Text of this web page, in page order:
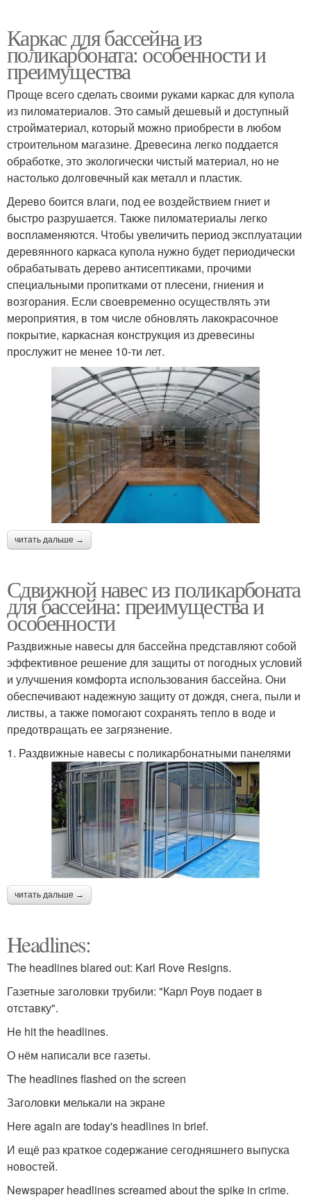
Каркас для бассейна из
поликарбоната: особенности и
преимущества
Проще всего сделать своими руками каркас для купола
из пиломатериалов. Это самый дешевый и доступный
стройматериал, который можно приобрести в любом
строительном магазине. Древесина легко поддается
обработке, это экологически чистый материал, но не
настолько долговечный как металл и пластик.
Дерево боится влаги, под ее воздействием гниет и
быстро разрушается. Также пиломатериалы легко
воспламеняются. Чтобы увеличить период эксплуатации
деревянного каркаса купола нужно будет периодически
обрабатывать дерево антисептиками, прочими
специальными пропитками от плесени, гниения и
возгорания. Если своевременно осуществлять эти
мероприятия, в том числе обновлять лакокрасочное
покрытие, каркасная конструкция из древесины
прослужит не менее 10-ти лет.
читать дальше →
Сдвижной навес из поликарбоната
для бассейна: преимущества и
особенности
Раздвижные навесы для бассейна представляют собой
эффективное решение для защиты от погодных условий
и улучшения комфорта использования бассейна. Они
обеспечивают надежную защиту от дождя, снега, пыли и
листвы, а также помогают сохранять тепло в воде и
предотвращать ее загрязнение.
1. Раздвижные навесы с поликарбонатными панелями
читать дальше →
Headlines:
The headlines blared out: Karl Rove Resigns.
Газетные заголовки трубили: "Карл Роув подает в
отставку".
He hit the headlines.
О нём написали все газеты.
The headlines flashed on the screen
Заголовки мелькали на экране
Here again are today's headlines in brief.
И ещё раз краткое содержание сегодняшнего выпуска
новостей.
Newspaper headlines screamed about the spike in crime.